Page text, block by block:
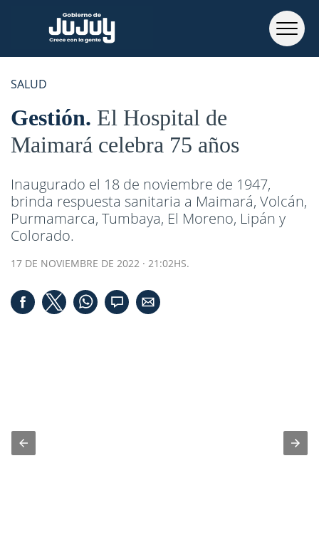
SALUD
Gestión El Hospital de
Maimará celebra 75 años
Inaugurado el 18 de noviembre de 1947,
brinda respuesta sanitaria a Maimará, Volcán,
Purmamarca, Tumbaya, El Moreno, Lipán y
Colorado.
17 DE NOVIEMBRE DE 2022 · 21:02HS.